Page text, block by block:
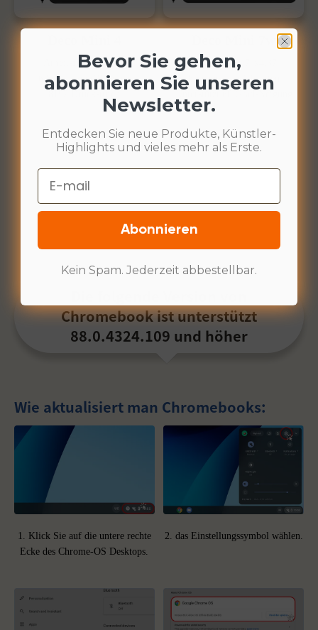
Arbeitsfläche: 4″x3″
6 Schnellzugriffstasten
Arbeitsfläche: 7″x4,37″
8 Schnellzugriffstasten
Chromebook ist unterstützt
88.0.4324.109 und höher
Wie aktualisiert man Chromebooks:
1. Klick Sie auf die untere rechte
Ecke des Chrome-OS Desktops.
2. das Einstellungssymbol wählen.
Bevor Sie gehen,
abonnieren Sie unseren
Newsletter.
Entdecken Sie neue Produkte, Künstler-
Highlights und vieles mehr als Erste.
Email
Abonnieren
Kein Spam. Jederzeit abbestellbar.